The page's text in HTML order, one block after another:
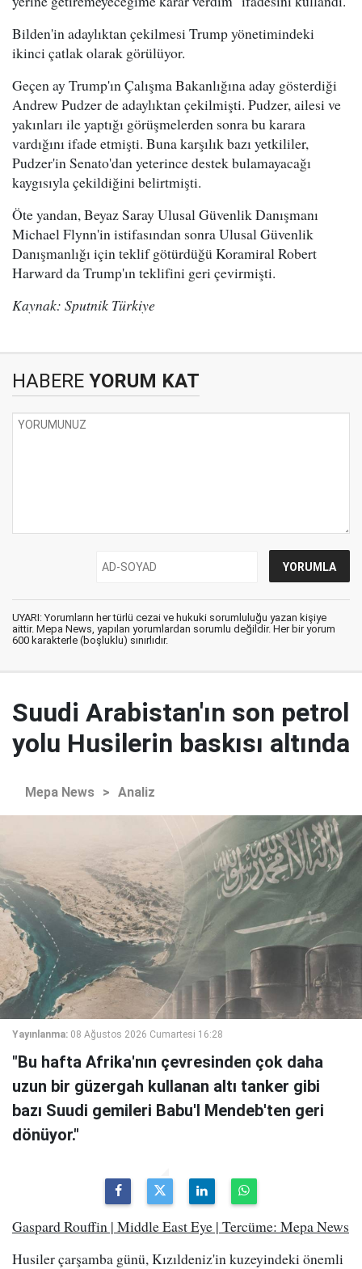
Bilden'in adaylıktan çekilmesi Trump yönetimindeki
ikinci çatlak olarak görülüyor.
Geçen ay Trump'ın Çalışma Bakanlığına aday gösterdiği
Andrew Pudzer de adaylıktan çekilmişti. Pudzer, ailesi ve
yakınları ile yaptığı görüşmelerden sonra bu karara
vardığını ifade etmişti. Buna karşılık bazı yetkililer,
Pudzer'in Senato'dan yeterince destek bulamayacağı
kaygısıyla çekildiğini belirtmişti.
Öte yandan, Beyaz Saray Ulusal Güvenlik Danışmanı
Michael Flynn'in istifasından sonra Ulusal Güvenlik
Danışmanlığı için teklif götürdüğü Koramiral Robert
Harward da Trump'ın teklifini geri çevirmişti.
Kaynak: Sputnik Türkiye
HABERE YORUM KAT
UYARI: Yorumların her türlü cezai ve hukuki sorumluluğu yazan kişiye
aittir. Mepa News, yapılan yorumlardan sorumlu değildir. Her bir yorum
600 karakterle (boşluklu) sınırlıdır.
Suudi Arabistan'ın son petrol
yolu Husilerin baskısı altında
Mepa News > Analiz
Yayınlanma: 08 Ağustos 2026 Cumartesi 16:28
"Bu hafta Afrika'nın çevresinden çok daha
uzun bir güzergah kullanan altı tanker gibi
bazı Suudi gemileri Babu'l Mendeb'ten geri
dönüyor."
Gaspard Rouffin | Middle East Eye | Tercüme: Mepa News
Husiler çarşamba günü, Kızıldeniz'in kuzeyindeki önemli